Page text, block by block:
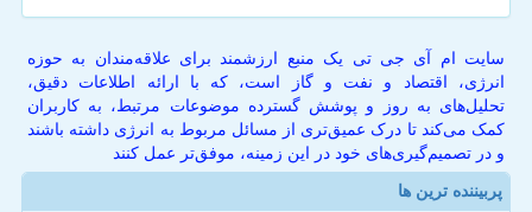
سایت ام آی جی تی یک منبع ارزشمند برای علاقه‌مندان به حوزه
انرژی، اقتصاد و نفت و گاز است، که با ارائه اطلاعات دقیق،
تحلیل‌های به روز و پوشش گسترده موضوعات مرتبط، به کاربران
کمک می‌کند تا درک عمیق‌تری از مسائل مربوط به انرژی داشته باشند
و در تصمیم‌گیری‌های خود در این زمینه، موفق‌تر عمل کنند
پربیننده ترین ها